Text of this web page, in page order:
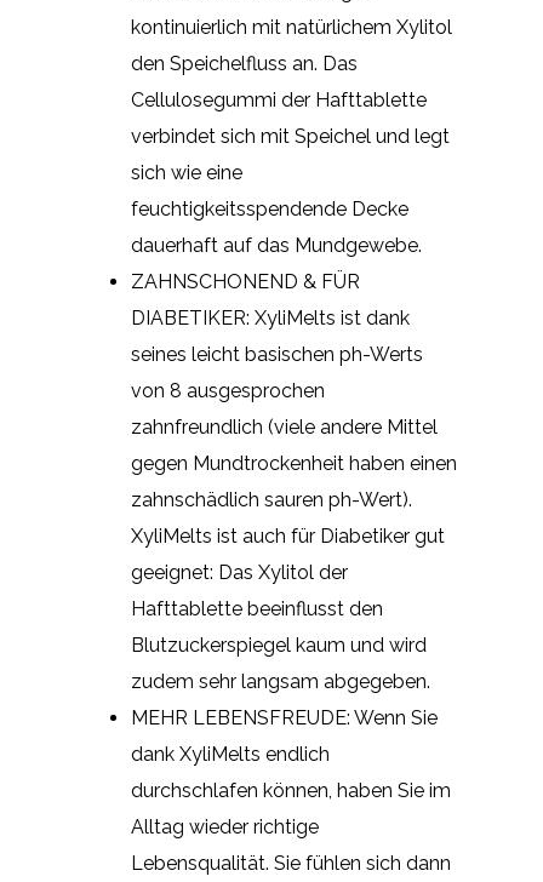
kontinuierlich mit natürlichem Xylitol
den Speichelfluss an. Das
Cellulosegummi der Hafttablette
verbindet sich mit Speichel und legt
sich wie eine
feuchtigkeitsspendende Decke
dauerhaft auf das Mundgewebe.
ZAHNSCHONEND & FÜR
DIABETIKER: XyliMelts ist dank
seines leicht basischen ph-Werts
von 8 ausgesprochen
zahnfreundlich (viele andere Mittel
gegen Mundtrockenheit haben einen
zahnschädlich sauren ph-Wert).
XyliMelts ist auch für Diabetiker gut
geeignet: Das Xylitol der
Hafttablette beeinflusst den
Blutzuckerspiegel kaum und wird
zudem sehr langsam abgegeben.
MEHR LEBENSFREUDE: Wenn Sie
dank XyliMelts endlich
durchschlafen können, haben Sie im
Alltag wieder richtige
Lebensqualität. Sie fühlen sich dann